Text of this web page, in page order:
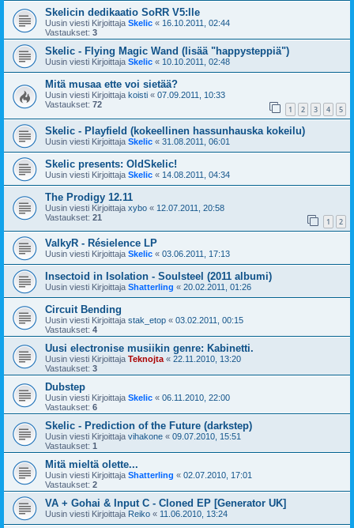
Skelicin dedikaatio SoRR V5:lle
Uusin viesti Kirjoittaja Skelic « 16.10.2011, 02:44
Vastaukset: 3
Skelic - Flying Magic Wand (lisää "happysteppiä")
Uusin viesti Kirjoittaja Skelic « 10.10.2011, 02:48
Mitä musaa ette voi sietää?
Uusin viesti Kirjoittaja koisti « 07.09.2011, 10:33
Vastaukset: 72 1 2 3 4 5
Skelic - Playfield (kokeellinen hassunhauska kokeilu)
Uusin viesti Kirjoittaja Skelic « 31.08.2011, 06:01
Skelic presents: OldSkelic!
Uusin viesti Kirjoittaja Skelic « 14.08.2011, 04:34
The Prodigy 12.11
Uusin viesti Kirjoittaja xybo « 12.07.2011, 20:58
Vastaukset: 21 1 2
ValkyR - Résielence LP
Uusin viesti Kirjoittaja Skelic « 03.06.2011, 17:13
Insectoid in Isolation - Soulsteel (2011 albumi)
Uusin viesti Kirjoittaja Shatterling « 20.02.2011, 01:26
Circuit Bending
Uusin viesti Kirjoittaja stak_etop « 03.02.2011, 00:15
Vastaukset: 4
Uusi electronise musiikin genre: Kabinetti.
Uusin viesti Kirjoittaja Teknojta« 22.11.2010, 13:20
Vastaukset: 3
Dubstep
Uusin viesti Kirjoittaja Skelic « 06.11.2010, 22:00
Vastaukset: 6
Skelic - Prediction of the Future (darkstep)
Uusin viesti Kirjoittaja vihakone « 09.07.2010, 15:51
Vastaukset: 1
Mitä mieltä olette...
Uusin viesti Kirjoittaja Shatterling « 02.07.2010, 17:01
Vastaukset: 2
VA + Gohai & Input C - Cloned EP [Generator UK]
Uusin viesti Kirjoittaja Reiko « 11.06.2010, 13:24